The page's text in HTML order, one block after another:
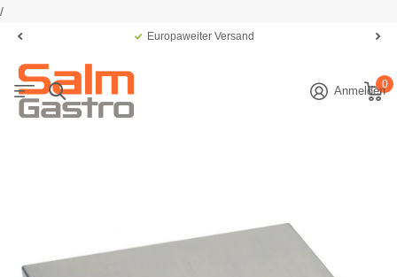
/
Europaweiter Versand
Anmelden0